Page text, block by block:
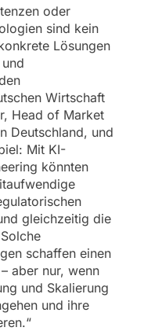
oder
sind kein
Lösungen
Wirtschaft
Head of Market
Deutschland, und
Mit KI-
könnten
gleichzeitig die
schaffen einen
aber nur, wenn
und Skalierung
und ihre